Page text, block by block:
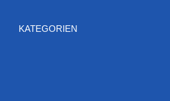
KATEGORIEN